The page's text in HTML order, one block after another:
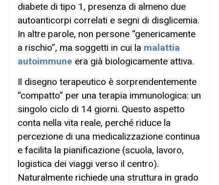
diabete di tipo 1, presenza di almeno due
autoanticorpi correlati e segni di disglicemia.
In altre parole, non persone “genericamente
a rischio”, ma soggetti in cui la malattia
autoimmune era già biologicamente attiva.
Il disegno terapeutico è sorprendentemente
“compatto” per una terapia immunologica: un
singolo ciclo di 14 giorni. Questo aspetto
conta nella vita reale, perché riduce la
percezione di una medicalizzazione continua
e facilita la pianificazione (scuola, lavoro,
logistica dei viaggi verso il centro).
Naturalmente richiede una struttura in grado